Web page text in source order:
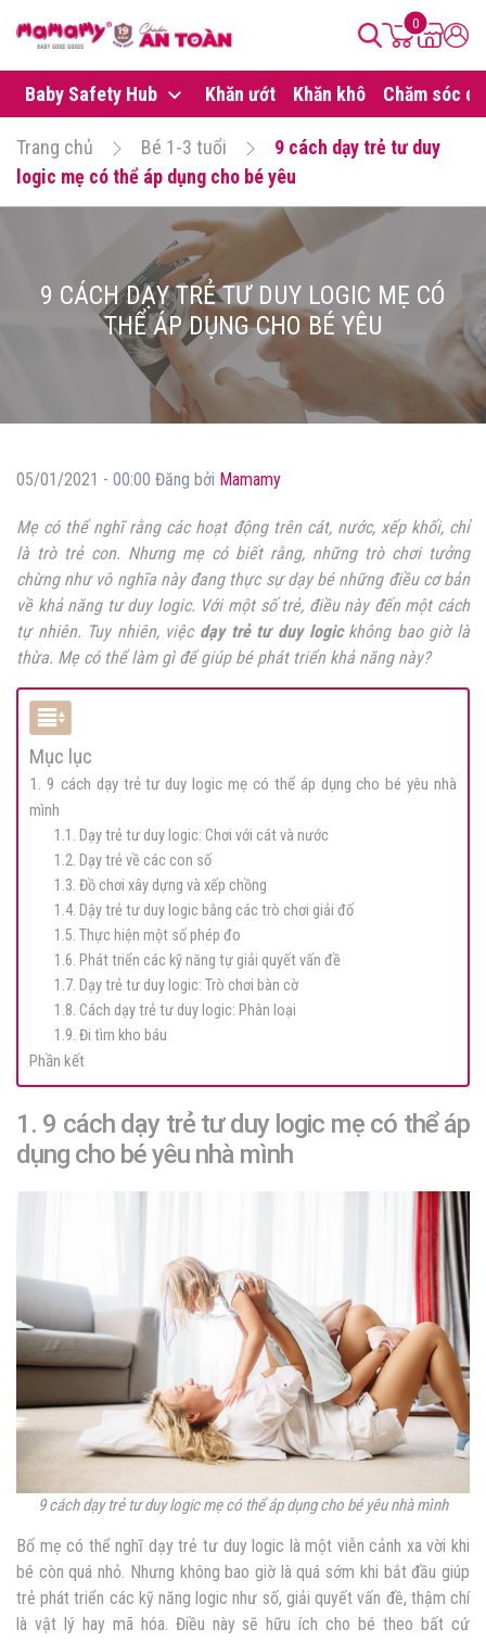
0
Baby Safety Hub Khăn ướt Khăn khô Chăm sóc da
Trang chủ Bé 1-3 tuổi
9 cách dạy trẻ tư duy
logic mẹ có thể áp dụng cho bé yêu
9 CÁCH DẠY TRẺ TƯ DUY LOGIC MẸ CÓ
THỂ ÁP DỤNG CHO BÉ YÊU
05/01/2021 - 00:00 Đăng bởi Mamamy
Mẹ có thể nghĩ rằng các hoạt động trên cát, nước, xếp khối, chỉ
là trò trẻ con. Nhưng mẹ có biết rằng, những trò chơi tưởng
chừng như vô nghĩa này đang thực sự dạy bé những điều cơ bản
về khả năng tư duy logic. Với một số trẻ, điều này đến một cách
tự nhiên. Tuy nhiên, việc dạy trẻ tư duy logickhông bao giờ là
thừa. Mẹ có thể làm gì để giúp bé phát triển khả năng này?
Mục lục
1. 9 cách dạy trẻ tư duy logic mẹ có thể áp dụng cho bé yêu nhà
mình
1.1. Dạy trẻ tư duy logic: Chơi với cát và nước
1.2. Dạy trẻ về các con số
1.3. Đồ chơi xây dựng và xếp chồng
1.4. Dậy trẻ tư duy logic bằng các trò chơi giải đố
1.5. Thực hiện một số phép đo
1.6. Phát triển các kỹ năng tự giải quyết vấn đề
1.7. Dạy trẻ tư duy logic: Trò chơi bàn cờ
1.8. Cách dạy trẻ tư duy logic: Phân loại
1.9. Đi tìm kho báu
Phần kết
1. 9 cách dạy trẻ tư duy logic mẹ có thể áp
dụng cho bé yêu nhà mình
9 cách dạy trẻ tư duy logic mẹ có thể áp dụng cho bé yêu nhà mình
Bố mẹ có thể nghĩ dạy trẻ tư duy logic là một viễn cảnh xa vời khi
bé còn quá nhỏ. Nhưng không bao giờ là quá sớm khi bắt đầu giúp
trẻ phát triển các kỹ năng logic như số, giải quyết vấn đề, thậm chí
là vật lý hay mã hóa. Điều này sẽ hữu ích cho bé theo bất cứ